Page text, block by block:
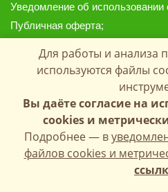
Уведомление об использовании
Публичная оферта;
Предоставленные на сайте
носят информационный
не являются публичной
положениями Статей 435 и
Копирование материалов с
Copyright © 1998-
Все права защищены.
Для работы и анализа
используются файлы
Вы даёте согласие на
cookies и
Подробнее — в
файлов cookies и